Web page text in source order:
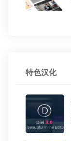
特色汉化